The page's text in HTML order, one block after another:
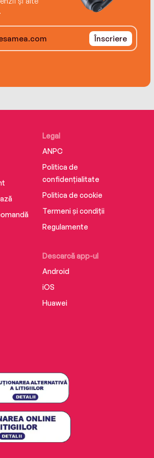
dragoste și viață.“ SHAWN
Cormos
Înscriere
Descarcă app-ul
Android
iOS
Huawei
Legal
ANPC
Politica de
confidențialitate
Politica de cookie
Termeni și condiții
Regulamente